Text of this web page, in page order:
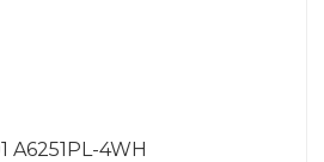
A6251PL-4WH